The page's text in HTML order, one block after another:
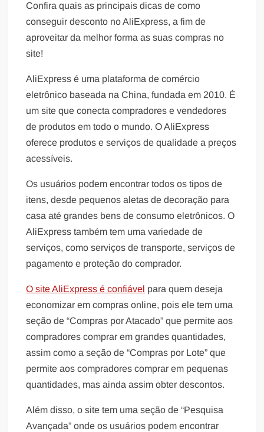
Confira quais as principais dicas de como
conseguir desconto no AliExpress, a fim de
aproveitar da melhor forma as suas compras no
site!
AliExpress é uma plataforma de comércio
eletrônico baseada na China, fundada em 2010. É
um site que conecta compradores e vendedores
de produtos em todo o mundo. O AliExpress
oferece produtos e serviços de qualidade a preços
acessíveis.
Os usuários podem encontrar todos os tipos de
itens, desde pequenos aletas de decoração para
casa até grandes bens de consumo eletrônicos. O
AliExpress também tem uma variedade de
serviços, como serviços de transporte, serviços de
pagamento e proteção do comprador.
O site AliExpress é confiável para quem deseja
economizar em compras online, pois ele tem uma
seção de “Compras por Atacado” que permite aos
compradores comprar em grandes quantidades,
assim como a seção de “Compras por Lote” que
permite aos compradores comprar em pequenas
quantidades, mas ainda assim obter descontos.
Além disso, o site tem uma seção de “Pesquisa
Avançada” onde os usuários podem encontrar